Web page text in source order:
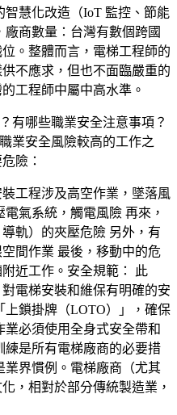
智慧化改造（IoT 監控、節能
廠商數量 ：台灣有數個跨國
。整體而言，電梯工程師的
不應求，但也不面臨嚴重的
工程師中屬中高水準。
有哪些職業安全注意事項？
業安全風險較高的工作之
險：
裝工程涉及高空作業，墜落風
電氣系統，觸電風險 再來，
軌）的夾壓危險 另外， 有
間作業 最後， 移動中的危
近工作。安全規範： 此
電梯安裝和維保有明確的安
鎖掛牌（LOTO）」，確保
必須使用全身式安全帶和
練是所有電梯廠商的必要措
業界慣例。電梯廠商（尤其
，相對於部分傳統製造業，